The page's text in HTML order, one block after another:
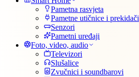
Pametna rasvjeta
Pametne utičnice i prekidači
Senzori
Pametni uređaji
Foto, video, audio
Televizori
Slušalice
Zvučnici i soundbarovi